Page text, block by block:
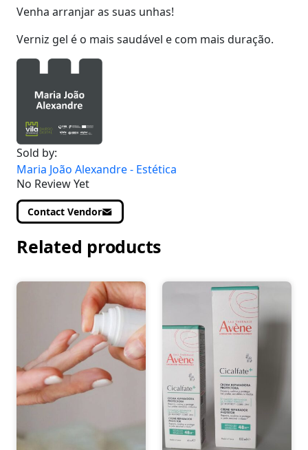
Venha arranjar as suas unhas!
Verniz gel é o mais saudável e com mais duração.
Sold by:
Maria João Alexandre - Estética
No Review Yet
Contact Vendor
Related products